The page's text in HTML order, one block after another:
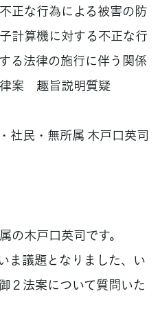
正な行為による被害の防
計算機に対する不正な行
る法律の施行に伴う関係
案 趣旨説明質疑
社民・無所属 木戸口英司
木戸口英司です。
ま議題となりました、い
２法案について質問いた